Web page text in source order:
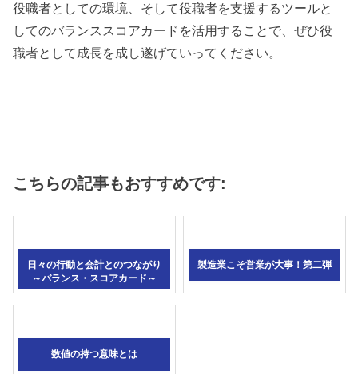
役職者としての環境、そして役職者を支援するツールと
してのバランススコアカードを活用することで、ぜひ役
職者として成長を成し遂げていってください。
こちらの記事もおすすめです:
日々の行動と会計とのつながり
～バランス・スコアカード～
製造業こそ営業が大事！第二弾
数値の持つ意味とは